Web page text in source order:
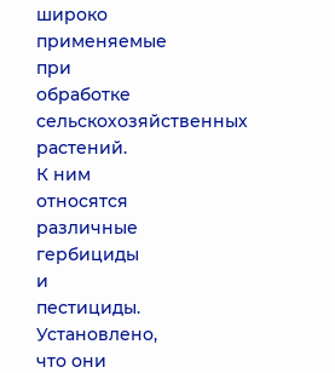
широко
применяемые
при
обработке
сельскохозяйственных
растений.
К ним
относятся
различные
гербициды
и
пестициды.
Установлено,
что они